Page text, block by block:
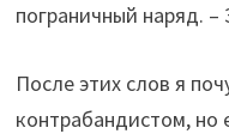
пограничный наряд.
После этих слов я
контрабандистом,